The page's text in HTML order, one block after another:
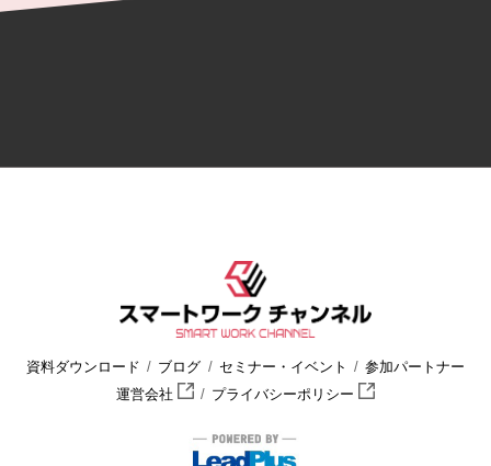
資料ダウンロード ブログ セミナー・イベント
参加パートナー
運営会社
プライバシーポリシー